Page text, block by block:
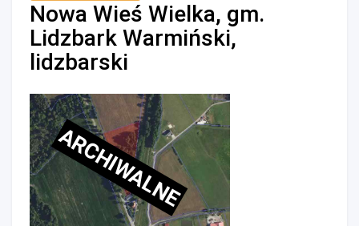
Nowa Wieś Wielka, gm.
Lidzbark Warmiński,
lidzbarski
ARCHIWALNE